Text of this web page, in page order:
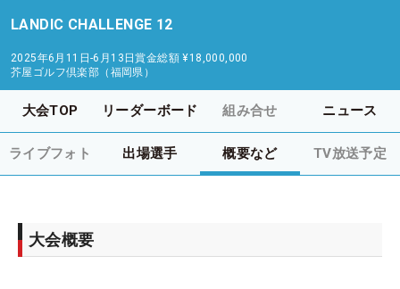
LANDIC CHALLENGE 12
2025年6月11日-6月13日賞金総額 ¥18,000,000
芥屋ゴルフ倶楽部（福岡県）
大会TOP リーダーボード 組み合せ ニュース
ライブフォト 出場選手 概要など TV放送予定
大会概要